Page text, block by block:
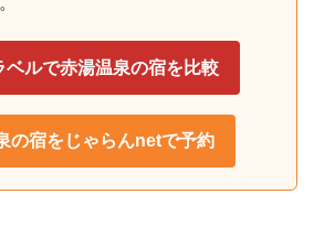
ベルで赤湯温泉の宿を比較
の宿をじゃらんnetで予約